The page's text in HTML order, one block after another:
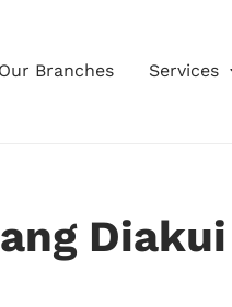
Our Branches Services
Diakui